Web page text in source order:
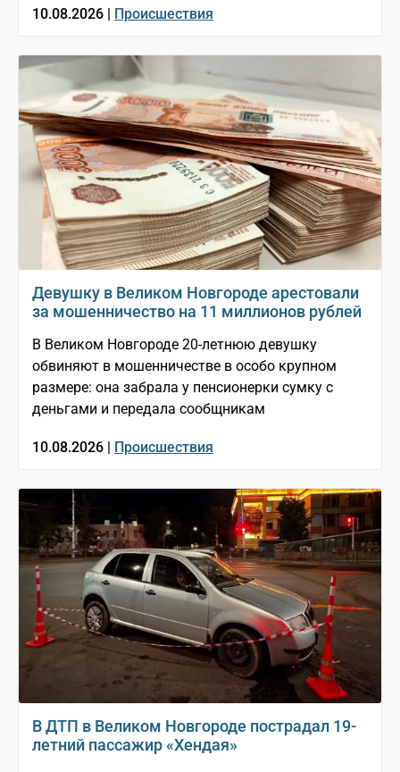
10.08.2026 | Происшествия
Девушку в Великом Новгороде арестовали
за мошенничество на 11 миллионов рублей
В Великом Новгороде 20-летнюю девушку
обвиняют в мошенничестве в особо крупном
размере: она забрала у пенсионерки сумку с
деньгами и передала сообщникам
10.08.2026 | Происшествия
В ДТП в Великом Новгороде пострадал 19-
летний пассажир «Хендая»